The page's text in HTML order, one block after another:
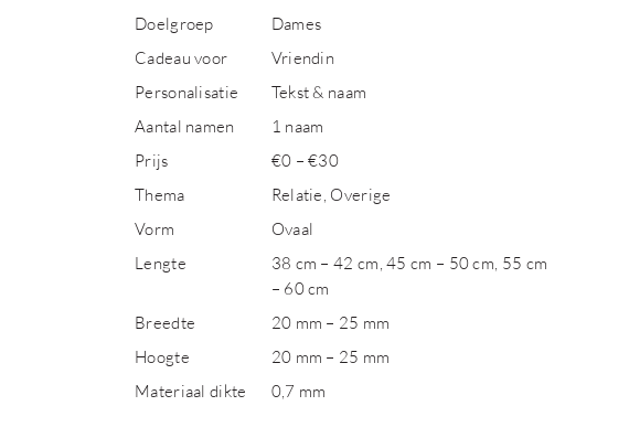
Doelgroep
Dames
Cadeau voor
Vriendin
Personalisatie
Tekst & naam
Aantal namen
1 naam
Prijs
€0 – €30
Thema
Relatie, Overige
Vorm
Ovaal
Lengte
38 cm – 42 cm, 45 cm – 50 cm, 55 cm
– 60 cm
Breedte
20 mm – 25 mm
Hoogte
20 mm – 25 mm
Materiaal dikte
0,7 mm